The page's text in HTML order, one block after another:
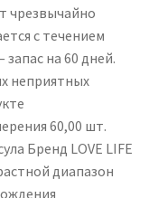
чрезвычайно
с течением
на 60 дней.
неприятных
‎60,00 шт.
Бренд ‎LOVE LIFE
диапазон